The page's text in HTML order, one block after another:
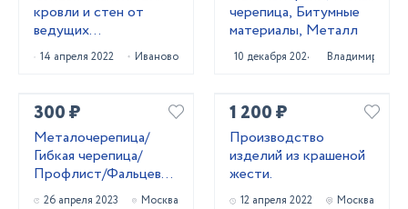
кровли и стен от
ведущих
производителей
России
14 апреля 2022 Иваново
черепица, Битумные
материалы, Металл
10 декабря 2024 Владимир
300 ₽
Металочерепица/
Гибкая черепица/
Профлист/Фальцевая
кровля
26 апреля 2023 Москва
1 200 ₽
Производство
изделий из крашеной
жести.
12 апреля 2022 Москва